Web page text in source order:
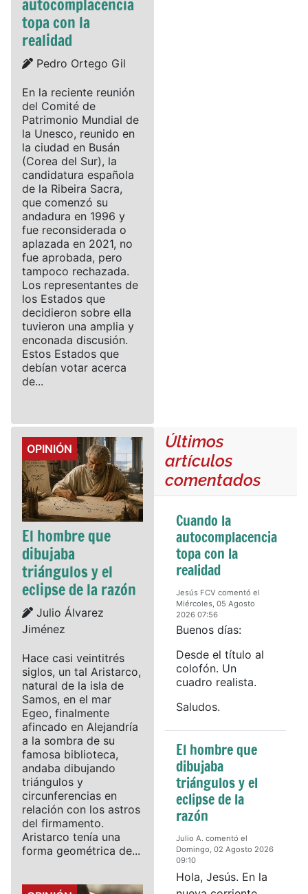
autocomplacencia
topa con la
realidad
Details
Pedro Ortego Gil
En la reciente reunión
del Comité de
Patrimonio Mundial de
la Unesco, reunido en
la ciudad en Busán
(Corea del Sur), la
candidatura española
de la Ribeira Sacra,
que comenzó su
andadura en 1996 y
fue reconsiderada o
aplazada en 2021, no
fue aprobada, pero
tampoco rechazada.
Los representantes de
los Estados que
decidieron sobre ella
tuvieron una amplia y
enconada discusión.
Estos Estados que
debían votar acerca
de...
Details
OPINIÓN
El hombre que
dibujaba
triángulos y el
eclipse de la razón
Details
Julio Álvarez
Jiménez
Hace casi veintitrés
siglos, un tal Aristarco,
natural de la isla de
Samos, en el mar
Egeo, finalmente
afincado en Alejandría
a la sombra de su
famosa biblioteca,
andaba dibujando
triángulos y
circunferencias en
relación con los astros
del firmamento.
Aristarco tenía una
forma geométrica de...
Últimos
artículos
comentados
Cuando la
autocomplacencia
topa con la
realidad
Jesús FCV comentó el
Miércoles, 05 Agosto
2026 07:56
Buenos días:
Desde el título al
colofón. Un
cuadro realista.
Saludos.
El hombre que
dibujaba
triángulos y el
eclipse de la
razón
Julio A. comentó el
Domingo, 02 Agosto 2026
09:10
Hola, Jesús. En la